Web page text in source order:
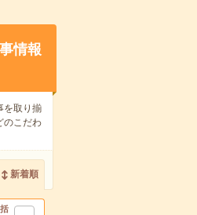
情報
を取り揃
のこだわ
新着順